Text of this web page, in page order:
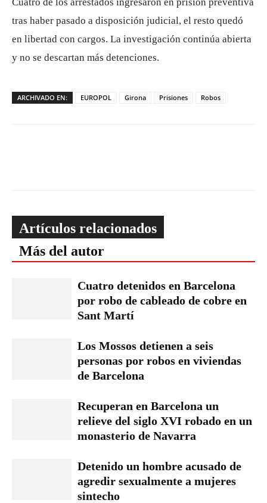
tras haber pasado a disposición judicial, el resto quedó
en libertad con cargos. La investigación continúa abierta
y no se descartan más detenciones.
ARCHIVADO EN: EUROPOL Girona Prisiones Robos
Artículos relacionados
Más del autor
Cuatro detenidos en Barcelona
por robo de cableado de cobre en
Sant Martí
Los Mossos detienen a seis
personas por robos en viviendas
de Barcelona
Recuperan en Barcelona un
relieve del siglo XVI robado en un
monasterio de Navarra
Detenido un hombre acusado de
agredir sexualmente a mujeres
sintecho